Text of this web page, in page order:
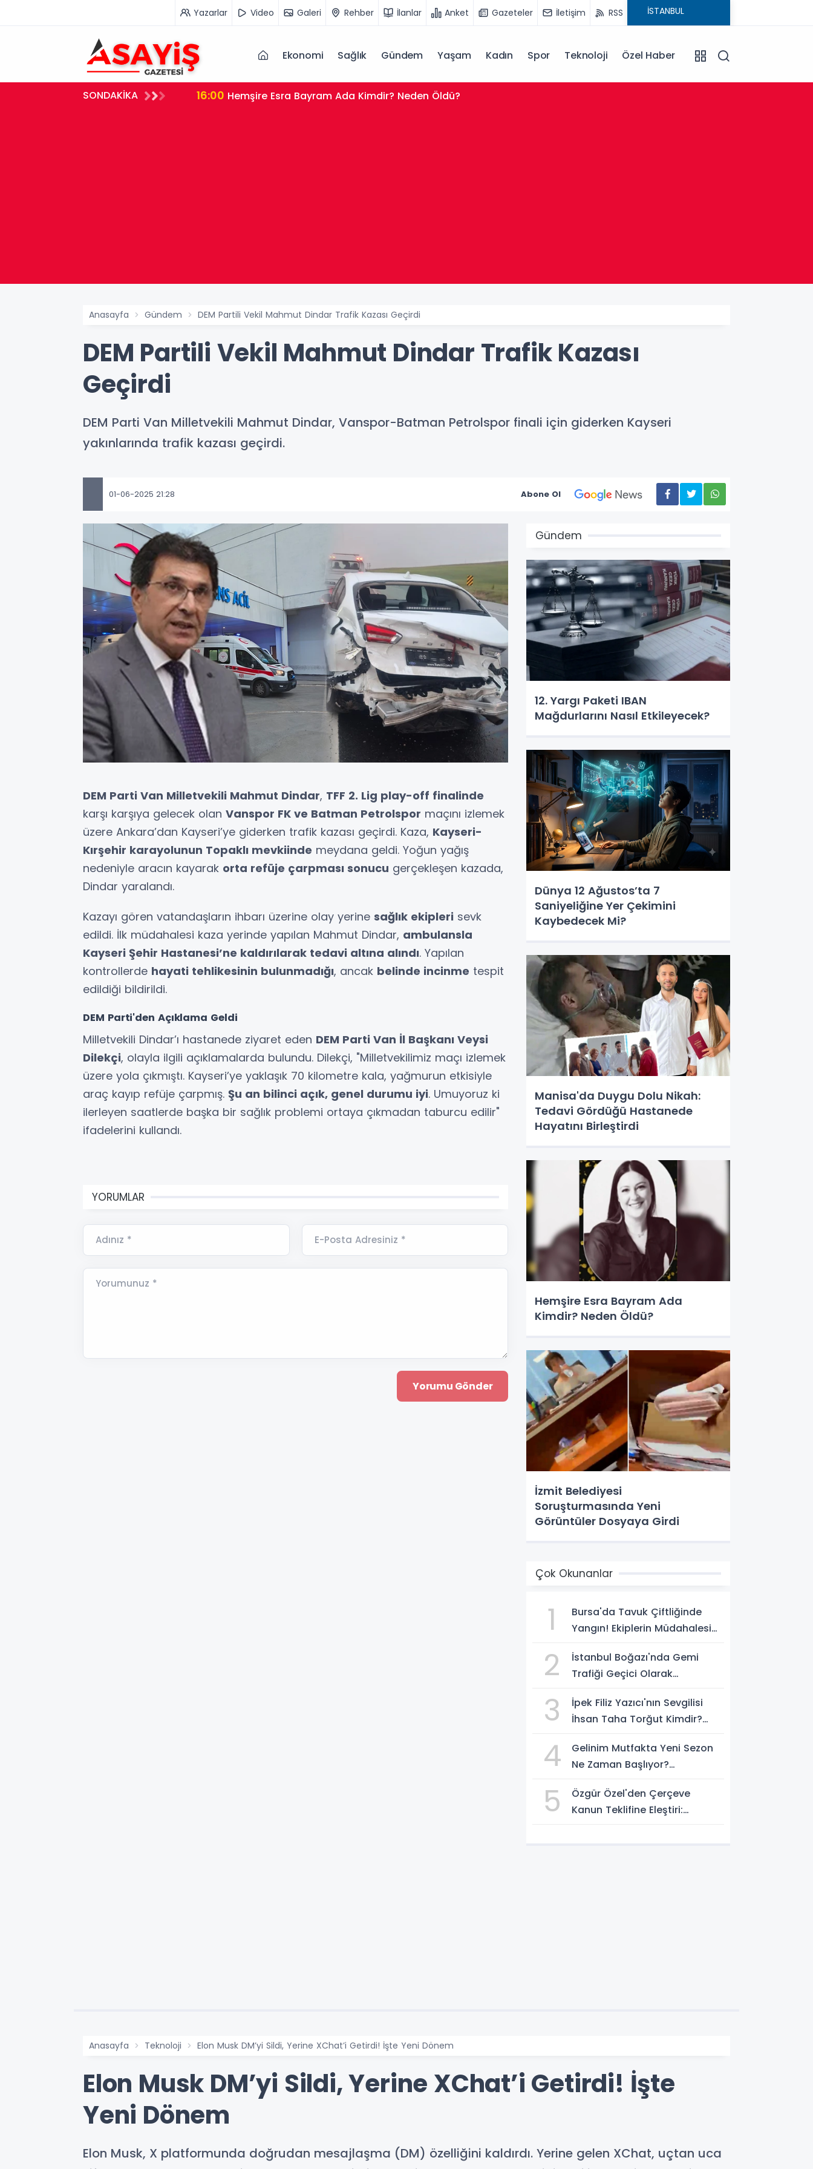
Yazarlar Video Galeri Rehber İlanlar Anket Gazeteler İletişim RSS
Ekonomi Sağlık Gündem Yaşam Kadın Spor Teknoloji Özel Haber
SONDAKİKA 16:00 Hemşire Esra Bayram Ada Kimdir? Neden Öldü?
Anasayfa Gündem DEM Partili Vekil Mahmut Dindar Trafik Kazası Geçirdi
DEM Partili Vekil Mahmut Dindar Trafik Kazası
Geçirdi
DEM Parti Van Milletvekili Mahmut Dindar, Vanspor-Batman Petrolspor finali için giderken Kayseri
yakınlarında trafik kazası geçirdi.
01-06-2025 21:28 Abone Ol
DEM Parti Van Milletvekili Mahmut Dindar, TFF 2. Lig play-off finalinde
karşı karşıya gelecek olan Vanspor FK ve Batman Petrolspor maçını izlemek
üzere Ankara’dan Kayseri’ye giderken trafik kazası geçirdi. Kaza, Kayseri-
Kırşehir karayolunun Topaklı mevkiinde meydana geldi. Yoğun yağış
nedeniyle aracın kayarak orta refüje çarpması sonucu gerçekleşen kazada,
Dindar yaralandı.
Kazayı gören vatandaşların ihbarı üzerine olay yerine sağlık ekipleri sevk
edildi. İlk müdahalesi kaza yerinde yapılan Mahmut Dindar, ambulansla
Kayseri Şehir Hastanesi’ne kaldırılarak tedavi altına alındı. Yapılan
kontrollerde hayati tehlikesinin bulunmadığı, ancak belinde incinme tespit
edildiği bildirildi.
DEM Parti'den Açıklama Geldi
Milletvekili Dindar’ı hastanede ziyaret eden DEM Parti Van İl Başkanı Veysi
Dilekçi, olayla ilgili açıklamalarda bulundu. Dilekçi, "Milletvekilimiz maçı izlemek
üzere yola çıkmıştı. Kayseri’ye yaklaşık 70 kilometre kala, yağmurun etkisiyle
araç kayıp refüje çarpmış. Şu an bilinci açık, genel durumu iyi. Umuyoruz ki
ilerleyen saatlerde başka bir sağlık problemi ortaya çıkmadan taburcu edilir"
ifadelerini kullandı.
YORUMLAR
Adınız * E-Posta Adresiniz *
Yorumunuz *
Gündem
12. Yargı Paketi IBAN
Mağdurlarını Nasıl Etkileyecek?
Dünya 12 Ağustos’ta 7
Saniyeliğine Yer Çekimini
Kaybedecek Mi?
Manisa'da Duygu Dolu Nikah:
Tedavi Gördüğü Hastanede
Hayatını Birleştirdi
Hemşire Esra Bayram Ada
Kimdir? Neden Öldü?
İzmit Belediyesi
Soruşturmasında Yeni
Görüntüler Dosyaya Girdi
Çok Okunanlar
1
Bursa'da Tavuk Çiftliğinde
Yangın! Ekiplerin Müdahalesi
2
İstanbul Boğazı'nda Gemi
Trafiği Geçici Olarak
3
İpek Filiz Yazıcı'nın Sevgilisi
İhsan Taha Torğut Kimdir?
Ediliyor
4
Gelinim Mutfakta Yeni Sezon
Ne Zaman Başlıyor?
5
Özgür Özel'den Çerçeve
Kanun Teklifine Eleştiri:
Anasayfa Teknoloji Elon Musk DM’yi Sildi, Yerine XChat’i Getirdi! İşte Yeni Dönem
Elon Musk DM’yi Sildi, Yerine XChat’i Getirdi! İşte
Yeni Dönem
Elon Musk, X platformunda doğrudan mesajlaşma (DM) özelliğini kaldırdı. Yerine gelen XChat, uçtan uca